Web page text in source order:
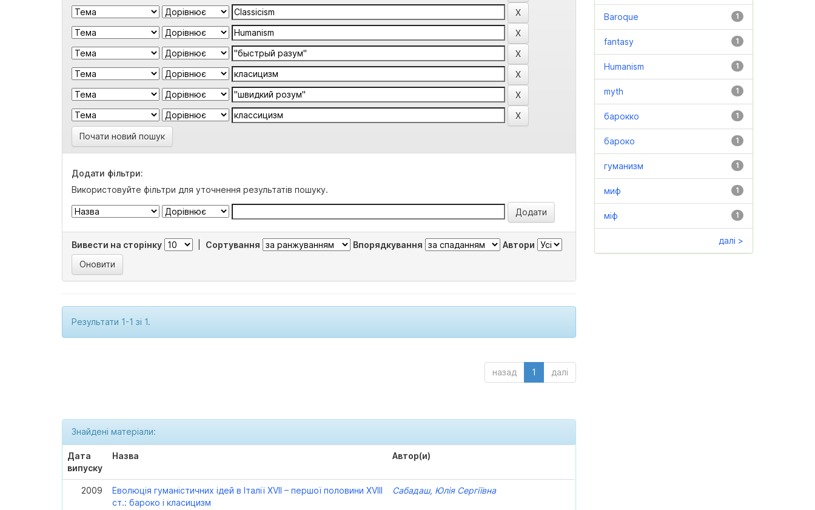
Почати новий пошук
Додати фільтри:
Використовуйте фільтри для уточнення результатів пошуку.
Вивести на сторінку Сортування Впорядкування Автори
Результати 1-1 зі 1.
назад 1 далі
Знайдені матеріали:
Дата
випуску
Назва Автор(и)
2009
Еволюція гуманістичних ідей в Італії XVII – першої половини XVIII
ст.: бароко і класицизм
Сабадаш, Юлія Сергіївна
1
Baroque
1
fantasy
1
Humanism
1
myth
1
барокко
1
бароко
1
гуманизм
1
миф
1
міф
далі >